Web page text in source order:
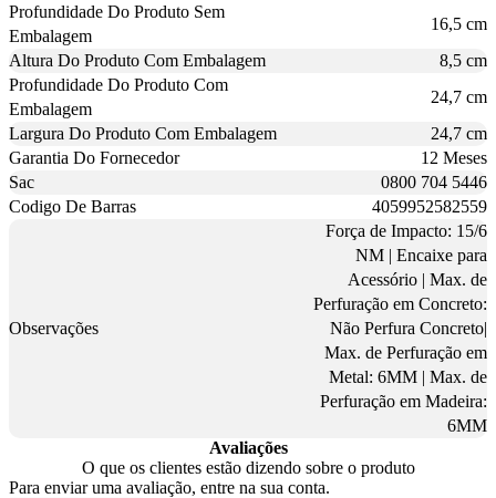
Profundidade Do Produto Sem
Embalagem
16,5 cm
Altura Do Produto Com Embalagem
8,5 cm
Profundidade Do Produto Com
Embalagem
24,7 cm
Largura Do Produto Com Embalagem
24,7 cm
Garantia Do Fornecedor
12 Meses
Sac
0800 704 5446
Codigo De Barras
4059952582559
Observações
Força de Impacto: 15/6
NM | Encaixe para
Acessório | Max. de
Perfuração em Concreto:
Não Perfura Concreto|
Max. de Perfuração em
Metal: 6MM | Max. de
Perfuração em Madeira:
6MM
Avaliações
O que os clientes estão dizendo sobre o produto
Para enviar uma avaliação, entre na sua conta.